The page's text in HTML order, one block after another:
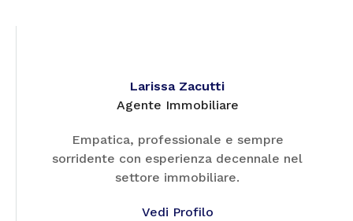
Larissa Zacutti
Agente Immobiliare
Empatica, professionale e sempre
sorridente con esperienza decennale nel
settore immobiliare.
Vedi Profilo